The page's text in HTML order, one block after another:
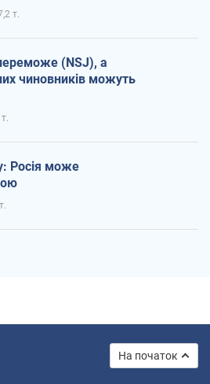
т.
(NSJ), а
чиновників можуть
Росія може
На початок